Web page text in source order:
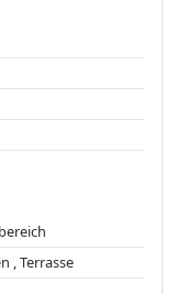
, Terrasse